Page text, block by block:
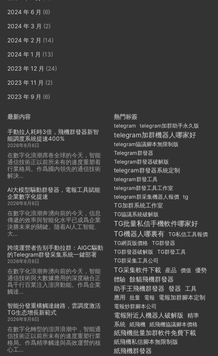
2024 年 6 月 (6)
2024 年 3 月 (2)
2024 年 2 月 (14)
2024 年 1 月 (13)
2023 年 12 月 (24)
2023 年 11 月 (2)
2023 年 9 月 (6)
最新内容
手動拉人耗時3倍，飛機群發器新智
能調度系統提速400%
2026年8月6日
在數字化浪潮席卷全球的今天，智能
通信技術正以前所未有的速度重塑着
行業格局。作爲國内領先的通信技術
解決...
AI大模型驅動群發器，電報工具賦能
企業數字化提速
2026年8月6日
在數字化浪潮奔湧向前的今天，信息
傳遞的效率與智能化水平已成爲企業
決勝未來的關鍵。随着AI人工智能、
大...
跨境運營者告别手動拉群：AIGC驅動
的Telegram群發采集系統一鍵部署
2026年8月6日
在數字化浪潮奔湧向前的今天，智能
通信技術與大數據應用的深度融合正
爲千行百業注入澎湃動能。作爲企業
觸達...
智能分發重構觸達鏈路，雲調度激活
TG生态增長新範式
2026年8月6日
在數字化轉型的澎湃浪潮中，智能通
信技術正以前所未有的速度重塑行業
格局。作爲精準觸達與高效運營的核
心工...
熱門标簽
telegram telegram加群助手永久版
telegram加群機器人哪家好
telegram協議腳本無限制版
Telegram群發器
Telegram群發器破解版
telegram群發器系統定制
telegram群發工具
telegram群發工具工作室
telegram群采集機器人報價 tg
TG加群系統工作室
TG協議系統破解版
TG批量私信手機軟件哪家好
TG機器人哪裏有
TG私信工具報價
TG網頁版價格
TG群發器
TG群發器破解版
TG群發工具
TG群采集工具公司
TG采集軟件下載 産品 價值 優勢
體驗 餘貓飛機群發器
助手王飛機群發器 發器 工具
應用
批量 電報 電報加群腳本定制
電報炒群腳本公司
電報附近人機器人破解版 精準
系統 紙飛機 紙飛機協議腳本價格
紙飛機批量加群軟件免費下載
紙飛機私信腳本無限制版
紙飛機群發器